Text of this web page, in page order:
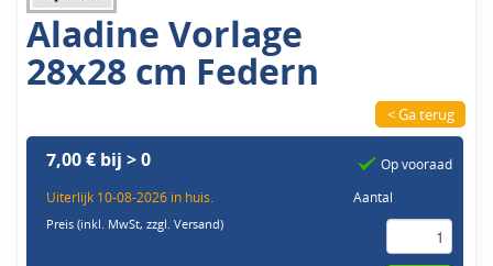
Aladine Vorlage
28x28 cm Federn
< Ga terug
7,00 € bij > 0
Uiterlijk 10-08-2026 in huis.
Preis (inkl. MwSt,zzgl. Versand)
Op vooraad
Aantal